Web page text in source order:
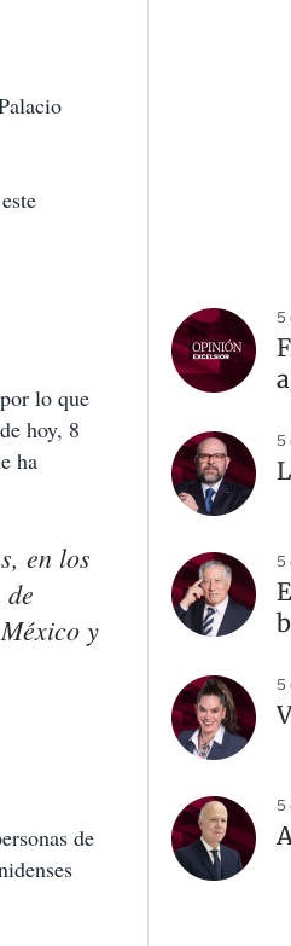
lo que
hoy, 8
ha
en los
y
de
5
5
5
5
5